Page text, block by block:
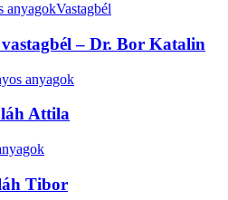
anyagokVastagbél
– Dr. Bor Katalin
anyagok
Attila
Tibor